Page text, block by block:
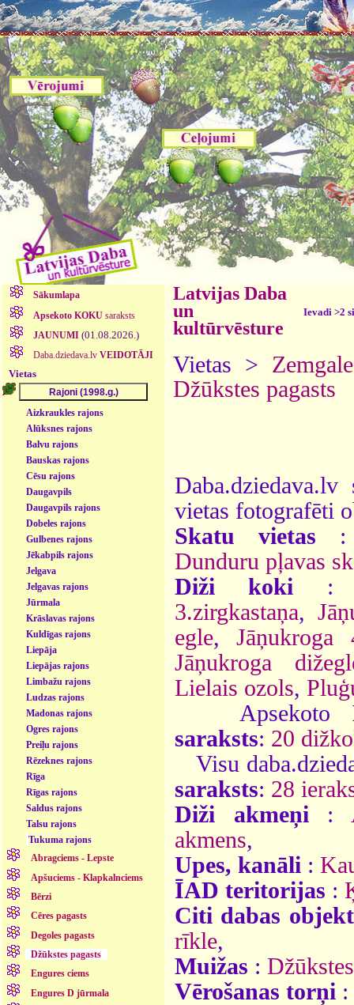
Sākumlapa
Apsekoto KOKUsaraksts
JAUNUMI (01.08.2026.)
Daba.dziedava.lv VEIDOTĀJI
Vietas
Aizkraukles rajons
Alūksnes rajons
Balvu rajons
Bauskas rajons
Cēsu rajons
Daugavpils
Daugavpils rajons
Dobeles rajons
Gulbenes rajons
Jēkabpils rajons
Jelgava
Jelgavas rajons
Jūrmala
Krāslavas rajons
Kuldīgas rajons
Liepāja
Liepājas rajons
Limbažu rajons
Ludzas rajons
Madonas rajons
Ogres rajons
Preiļu rajons
Rēzeknes rajons
Rīga
Rīgas rajons
Saldus rajons
Talsu rajons
Tukuma rajons
Abragciems - Lepste
Apšuciems - Klapkalnciems
Bērzi
Cēres pagasts
Degoles pagasts
Džūkstes pagasts
Engures ciems
Engures D jūrmala
Latvijas Daba
un
kultūrvēsture
Ievadi >2
Vietas > Zemgale
Džūkstes pagasts
vietas fotografēti
Skatu vietas
Dunduru pļavas
Diži koki
3.zirgkastaņa,
egle,Jāņukroga
Jāņukroga
Lielais ozols,
Apsekoto
saraksts: 20
Visu
saraksts: 28
Diži akmeņi :
akmens,
Upes, kanāli :
ĪAD teritorijas :
Citi dabas
rīkle,
Muižas :
Vērošanas torņi :